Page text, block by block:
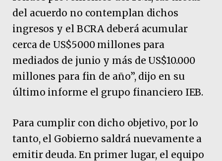
del acuerdo no contemplan dichos
ingresos y el BCRA deberá acumular
cerca de US$5000 millones para
mediados de junio y más de US$10.000
millones para fin de año”, dijo en su
último informe el grupo financiero IEB.
Para cumplir con dicho objetivo, por lo
tanto, el Gobierno saldrá nuevamente a
emitir deuda. En primer lugar, el equipo